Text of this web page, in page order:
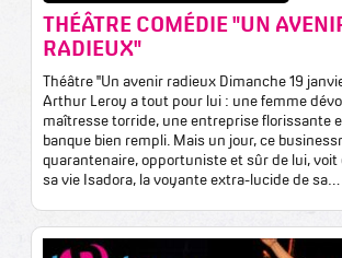
THÉÂTRE COMÉDIE "UN
RADIEUX"
Théâtre "Un avenir radieux Dimanche 19
Arthur Leroy a tout pour lui : une femme
maîtresse torride, une entreprise florissante
banque bien rempli. Mais un jour, ce
quarantenaire, opportuniste et sûr de lui, voit
sa vie Isadora, la voyante extra-lucide de sa…